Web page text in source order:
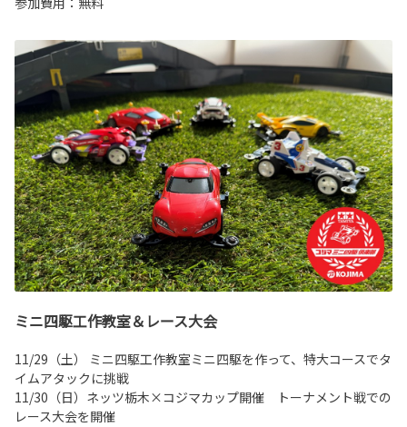
ミニ四駆工作教室＆レース大会
11/29（土） ミニ四駆工作教室ミニ四駆を作って、特大コースでタ
イムアタックに挑戦
11/30（日）ネッツ栃木×コジマカップ開催 トーナメント戦での
レース大会を開催